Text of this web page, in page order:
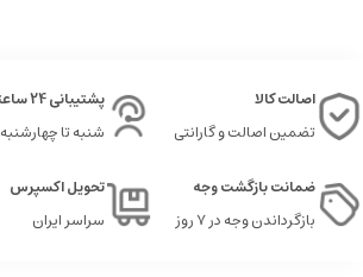
اصالت کالا
تضمین اصالت و گارانتی
پشتیبانی 24 ساعته
شنبه تا چهارشنبه
ضمانت بازگشت وجه
بازگرداندن وجه در ۷ روز
تحویل اکسپرس
سراسر ایران